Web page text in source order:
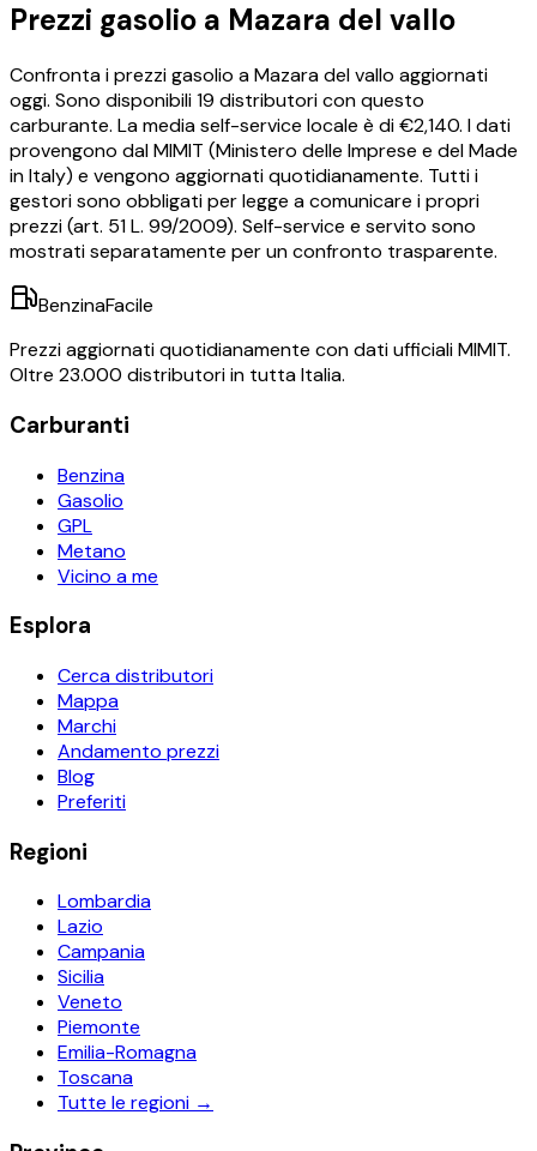
Prezzi gasolio a Mazara del vallo
Confronta i prezzigasolio aMazara del vallo aggiornati
oggi. Sono disponibili19 distributori con questo
carburante. La media self-service locale è di €2,140. I dati
provengono dal MIMIT (Ministero delle Imprese e del Made
in Italy) e vengono aggiornati quotidianamente. Tutti i
gestori sono obbligati per legge a comunicare i propri
prezzi (art. 51 L. 99/2009). Self-service e servito sono
mostrati separatamente per un confronto trasparente.
BenzinaFacile
Prezzi aggiornati quotidianamente con dati ufficiali MIMIT.
Oltre 23.000 distributori in tutta Italia.
Carburanti
Benzina
Gasolio
GPL
Metano
Vicino a me
Esplora
Cerca distributori
Mappa
Marchi
Andamento prezzi
Blog
Preferiti
Regioni
Lombardia
Lazio
Campania
Sicilia
Veneto
Piemonte
Emilia-Romagna
Toscana
Tutte le regioni →